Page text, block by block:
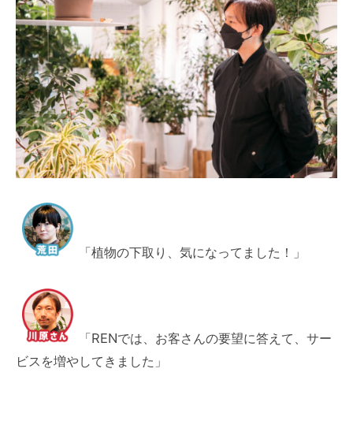
「植物の下取り、気になってました！」
「RENでは、お客さんの要望に答えて、サー
ビスを増やしてきました」